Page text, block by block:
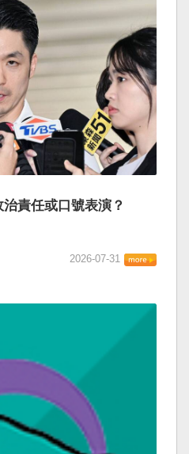
治責任或口號表演？
2026-07-31